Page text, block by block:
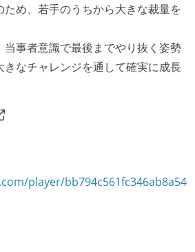
め、若手のうちから大きな裁量を
事者意識で最後までやり抜く姿勢
きなチャレンジを通して確実に成長
player/bb794c561fc346ab8a54